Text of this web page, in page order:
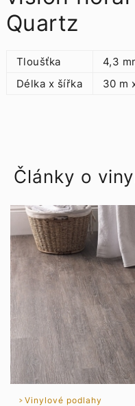
Quartz
Tloušťka
4,3
Délka x šířka
30 m
Články o
Vinylové podlahy